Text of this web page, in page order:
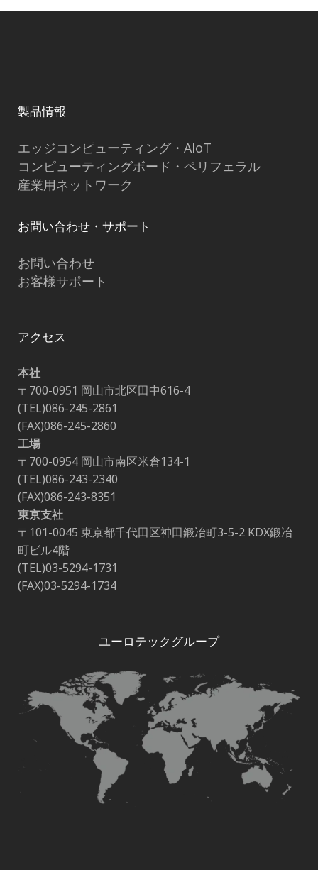
製品情報
エッジコンピューティング・AIoT
コンピューティングボード・ペリフェラル
産業用ネットワーク
お問い合わせ・サポート
お問い合わせ
お客様サポート
アクセス
本社
〒700-0951 岡山市北区田中616-4
(TEL)086-245-2861
(FAX)086-245-2860
工場
〒700-0954 岡山市南区米倉134-1
(TEL)086-243-2340
(FAX)086-243-8351
東京支社
〒101-0045 東京都千代田区神田鍛冶町3-5-2 KDX鍛冶
町ビル4階
(TEL)03-5294-1731
(FAX)03-5294-1734
ユーロテックグループ